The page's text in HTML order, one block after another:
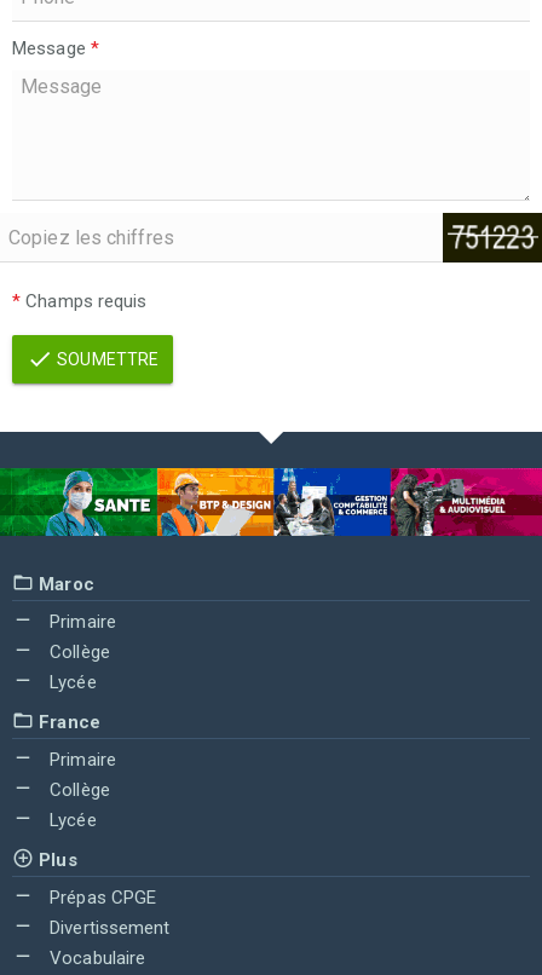
Message *
* Champs requis
SOUMETTRE
Maroc
Primaire
Collège
Lycée
France
Primaire
Collège
Lycée
Plus
Prépas CPGE
Divertissement
Vocabulaire